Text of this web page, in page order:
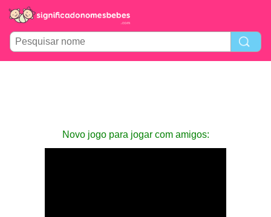
Novo jogo para jogar com amigos: